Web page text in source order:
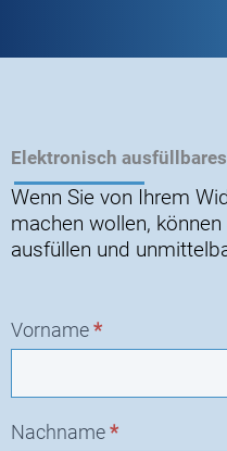
Elektronisch
Formular
-
Widerruf
Wenn Sie von Ihrem
machen wollen,
ausfüllen und
Vorname*
Nachname*